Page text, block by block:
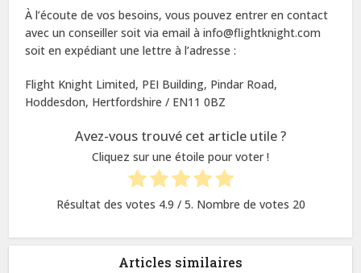
À l’écoute de vos besoins, vous pouvez entrer en contact
avec un conseiller soit via email àinfo@flightknight.com
soit en expédiant une lettre à l’adresse :
Flight Knight Limited, PEI Building, Pindar Road,
Hoddesdon, Hertfordshire / EN11 0BZ
Avez-vous trouvé cet article utile ?
Cliquez sur une étoile pour voter !
Résultat des votes 4.9 / 5. Nombre de votes 20
Articles similaires